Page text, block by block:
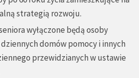
strategią rozwoju.
wyłączone będą osoby
domów pomocy i innych
przewidzianych w ustawie